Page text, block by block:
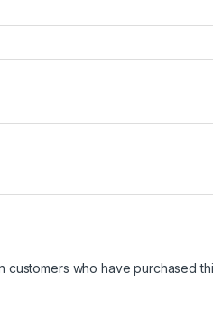
customers who have purchased